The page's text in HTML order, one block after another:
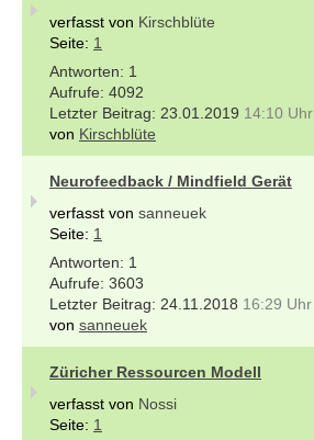
verfasst von Kirschblüte
Seite: 1
1
4092
23.01.2019 14:10 Uhr
von Kirschblüte
Neurofeedback / Mindfield Gerät
verfasst von sanneuek
Seite: 1
1
3603
24.11.2018 16:29 Uhr
von sanneuek
Züricher Ressourcen Modell
verfasst von Nossi
Seite: 1